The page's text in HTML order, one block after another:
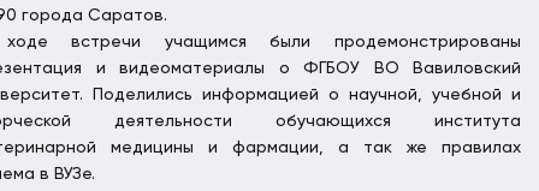
города Саратов.
встречи учащимся были продемонстрированы
и видеоматериалы о ФГБОУ ВО Вавиловский
Поделились информацией о научной, учебной и
деятельности обучающихся института
медицины и фармации, а так же правилах
в ВУЗе.